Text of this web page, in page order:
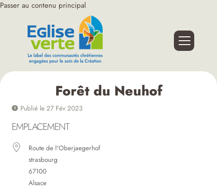
Passer au contenu principal
Forêt du Neuhof
Publié le 27 Fév 2023
EMPLACEMENT
Route de l'Oberjaegerhof
strasbourg
67100
Alsace